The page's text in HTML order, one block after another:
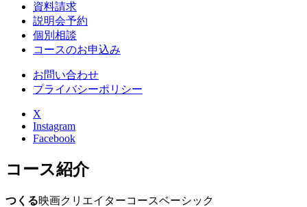
資料請求
説明会予約
個別相談
コースのお申込み
お問い合わせ
プライバシーポリシー
X
Instagram
Facebook
コース紹介
つくる映画クリエイターコースベーシック